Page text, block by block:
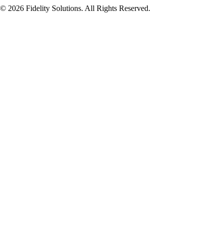
© 2026 Fidelity Solutions. All Rights Reserved.